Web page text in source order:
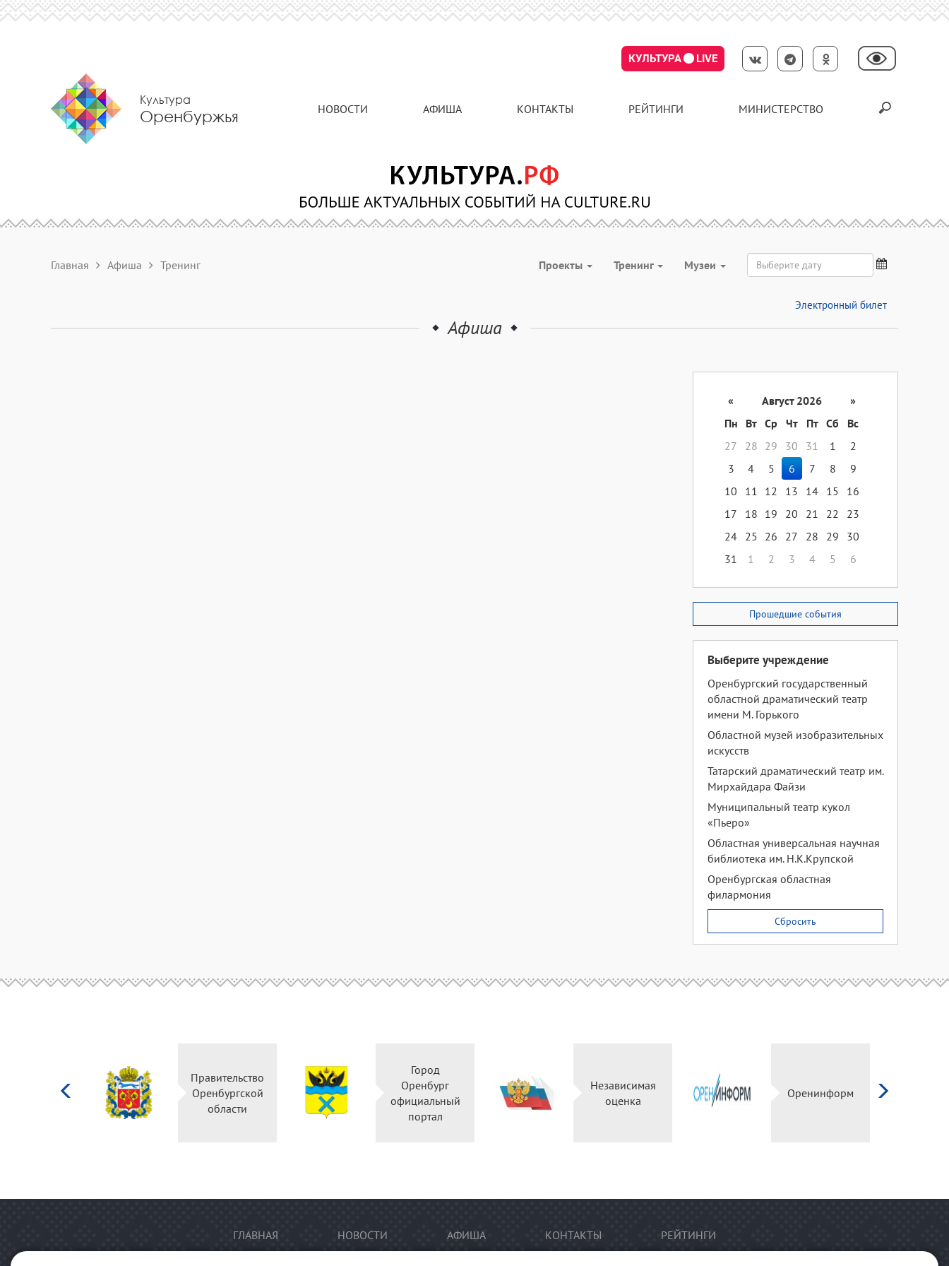
КУЛЬТУРА LIVE
Культура
Оренбуржья НОВОСТИ АФИША КОНТАКТЫ РЕЙТИНГИ МИНИСТЕРСТВО
Главная Афиша Тренинг Проекты Тренинг Музеи
Электронный билет
Афиша
« Август 2026
»
Пн
Вт Ср Чт Пт Сб
Вс
27
28 29 30 31 1
2
3
4 5 6 7 8
9
10
11 12 13 14 15
16
17
18 19 20 21 22
23
24 25 26 27 28 29
30
31
1 2 3 4 5 6
Прошедшие события
Выберите учреждение
Оренбургский государственный
областной драматический театр
имени М. Горького
Областной музей изобразительных
искусств
Татарский драматический театр им.
Мирхайдара Файзи
Муниципальный театр кукол
«Пьеро»
Областная универсальная научная
библиотека им. Н.К.Крупской
Оренбургская областная
филармония
Сбросить
Правительство
Оренбургской
области
Город
Оренбург
официальный
портал
Независимая
оценка
Оренинформ
ГЛАВНАЯ НОВОСТИ АФИША КОНТАКТЫ РЕЙТИНГИ